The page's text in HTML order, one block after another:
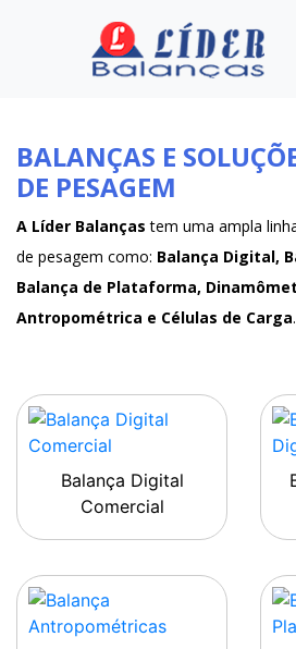
BALANÇAS E
DE PESAGEM
A Líder Balanças tem uma ampla
de pesagem como: Balança Digital,
Balança de Plataforma,
Antropométrica e Células de Carga.
Balança Digital
Comercial